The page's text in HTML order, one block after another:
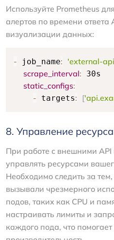
Используйте Prometheus
алертов по времени
визуализации данных:
- job_name: 'external-
scrape_interval: 30s
static_configs:
- targets: [
8. Управление
При работе с внешними
управлять ресурсами
Необходимо следить за
вызывали чрезмерного
подов, таких как CPU и
настраивать лимиты и
каждого пода, что